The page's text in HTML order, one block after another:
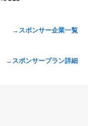
→スポンサー企業一覧
→スポンサープラン詳細